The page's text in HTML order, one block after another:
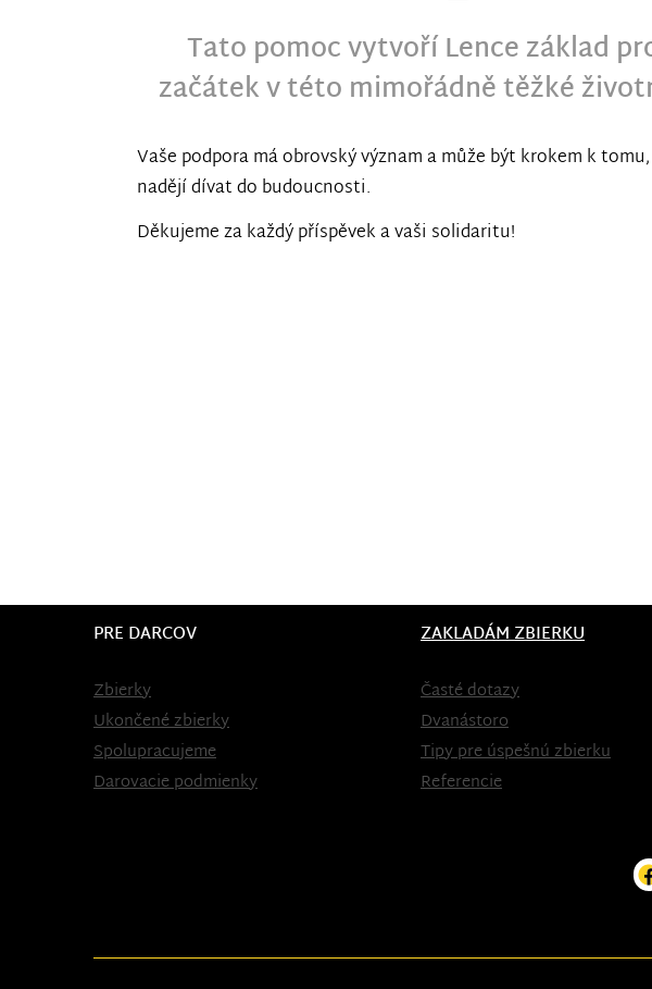
Tato pomoc vytvoří Lence základ
začátek v této mimořádně těžké
Vaše podpora má obrovský význam a může být krokem k
nadějí dívat do budoucnosti.
Děkujeme za každý příspěvek a vaši solidaritu!
PRE DARCOV
Zbierky
Ukončené zbierky
Spolupracujeme
Darovacie podmienky
ZAKLADÁM ZBIERKU
Časté dotazy
Dvanástoro
Tipy pre úspešnú zbierku
Referencie